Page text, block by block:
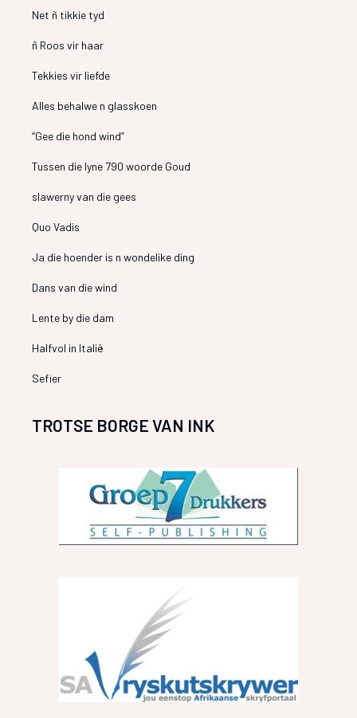
Net ñ tikkie tyd
ñ Roos vir haar
Tekkies vir liefde
Alles behalwe n glasskoen
“Gee die hond wind”
Tussen die lyne 790 woorde Goud
slawerny van die gees
Quo Vadis
Ja die hoender is n wondelike ding
Dans van die wind
Lente by die dam
Halfvol in Italië
Sefier
TROTSE BORGE VAN INK